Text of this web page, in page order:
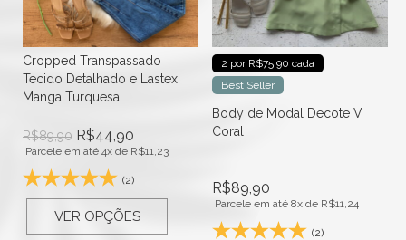
Cropped Transpassado
Tecido Detalhado e Lastex
Manga Turquesa
R$89,90 R$44,90
Parcele em até 4x de R$11,23
(2)
VER OPÇÕES
2 por R$75.90 cada
Best Seller
Body de Modal Decote V
Coral
R$89,90
Parcele em até 8x de R$11,24
(2)